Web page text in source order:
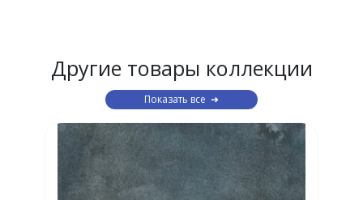
Другие товары коллекции
Показать все